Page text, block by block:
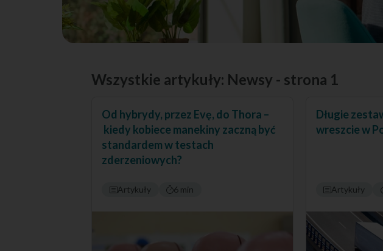
Wszystkie artykuły: Newsy - strona 1
Od hybrydy, przez Evę, do Thora –
kiedy kobiece manekiny zaczną być
standardem w testach
zderzeniowych?
Artykuły 6 min
Długie
wreszcie w
Artykuły